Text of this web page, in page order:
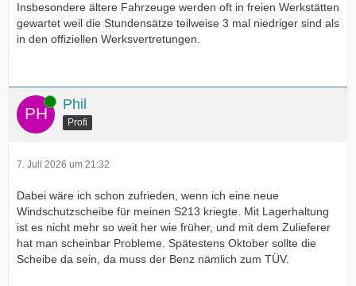
Insbesondere ältere Fahrzeuge werden oft in freien Werkstätten
gewartet weil die Stundensätze teilweise 3 mal niedriger sind als
in den offiziellen Werksvertretungen.
Online Phil
Profi
7. Juli 2026 um 21:32
Dabei wäre ich schon zufrieden, wenn ich eine neue
Windschutzscheibe für meinen S213 kriegte. Mit Lagerhaltung
ist es nicht mehr so weit her wie früher, und mit dem Zulieferer
hat man scheinbar Probleme. Spätestens Oktober sollte die
Scheibe da sein, da muss der Benz nämlich zum TÜV.